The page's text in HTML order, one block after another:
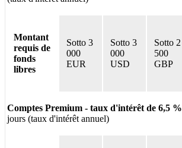
Montant
requis de
fonds
libres
Sotto 3
000
EUR
Sotto 3
000
USD
Sotto 2
500
GBP
Comptes Premium - taux d'intérêt de 6,5 %
jours (taux d'intérêt annuel)